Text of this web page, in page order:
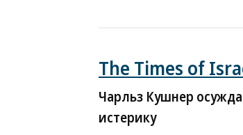
The Times of
Чарльз Кушнер
истерику